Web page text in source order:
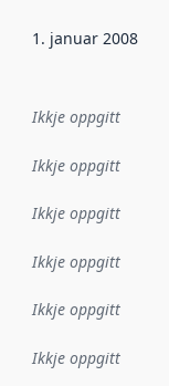
datoen seier
1. januar 2008
Ikkje oppgitt
Ikkje oppgitt
Ikkje oppgitt
Ikkje oppgitt
Ikkje oppgitt
Ikkje oppgitt